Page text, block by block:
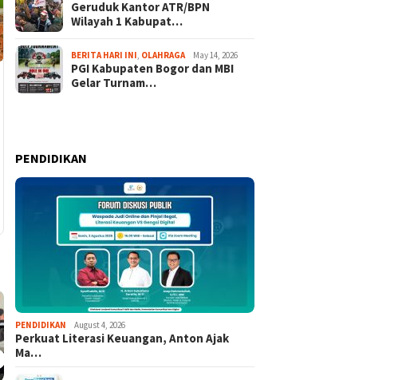
Geruduk Kantor ATR/BPN
Wilayah 1 Kabupat…
BERITA HARI INI OLAHRAGA May 14, 2026
PGI Kabupaten Bogor dan MBI
Gelar Turnam…
PENDIDIKAN
PENDIDIKAN August 4, 2026
Perkuat Literasi Keuangan, Anton Ajak
Ma…